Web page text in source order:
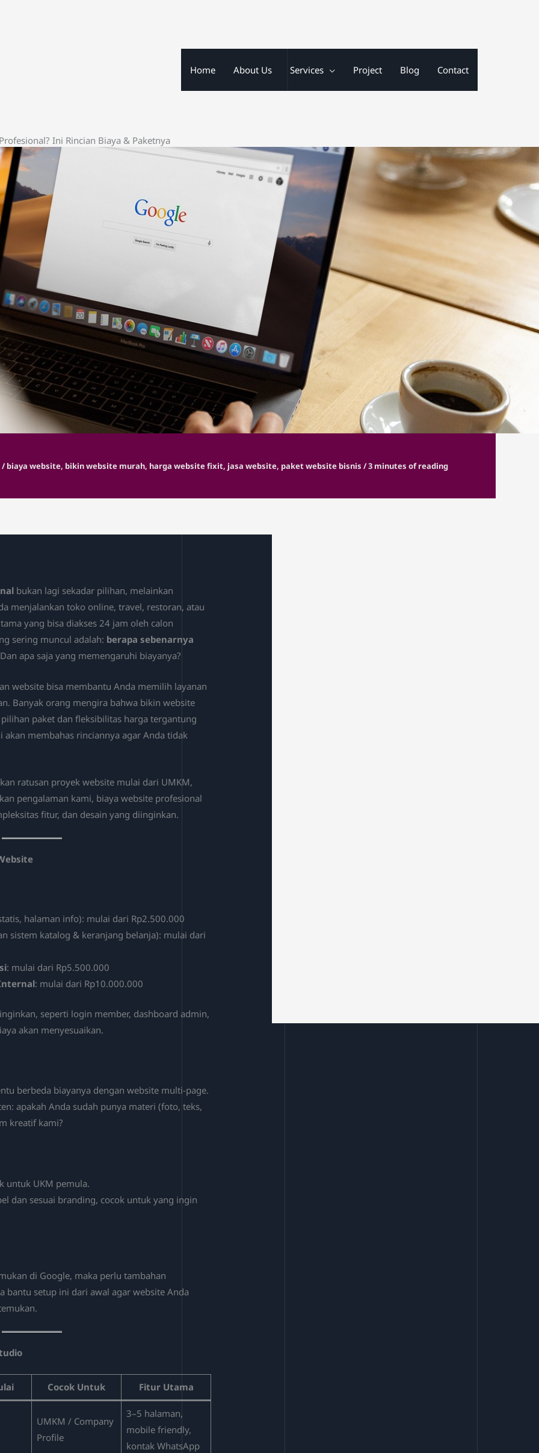
Home About Us Services Project Blog Contact
Ini Rincian Biaya & Paketnya
Harga Bikin
Profesional? Ini
& Paketnya
/ biaya website, bikin website murah, harga website fixit, jasa website, paket website bisnis /3 minutes of reading
bukan lagi sekadar pilihan, melainkan
menjalankan toko online, travel, restoran, atau
yang bisa diakses 24 jam oleh calon
sering muncul adalah: berapa sebenarnya
apa saja yang memengaruhi biayanya?
website bisa membantu Anda memilih layanan
Banyak orang mengira bahwa bikin website
paket dan fleksibilitas harga tergantung
membahas rinciannya agar Anda tidak
ratusan proyek website mulai dari UMKM,
pengalaman kami, biaya website profesional
fitur, dan desain yang diinginkan.
halaman info): mulai dari Rp2.500.000
sistem katalog & keranjang belanja): mulai dari
: mulai dari Rp5.500.000
: mulai dari Rp10.000.000
seperti login member, dashboard admin,
akan menyesuaikan.
berbeda biayanya dengan website multi-page.
apakah Anda sudah punya materi (foto, teks,
kreatif kami?
untuk UKM pemula.
dan sesuai branding, cocok untuk yang ingin
di Google, maka perlu tambahan
bantu setup ini dari awal agar website Anda
Cocok Untuk Fitur Utama
UMKM / Company
Profile
3–5 halaman,
mobile friendly,
kontak WhatsApp